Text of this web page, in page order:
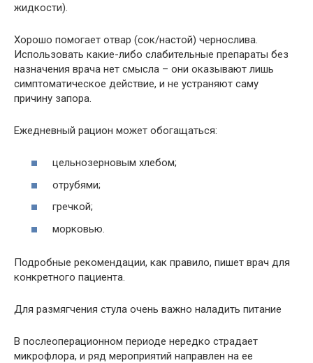
жидкости).
Хорошо помогает отвар (сок/настой) чернослива.
Использовать какие-либо слабительные препараты без
назначения врача нет смысла – они оказывают лишь
симптоматическое действие, и не устраняют саму
причину запора.
Ежедневный рацион может обогащаться:
цельнозерновым хлебом;
отрубями;
гречкой;
морковью.
Подробные рекомендации, как правило, пишет врач для
конкретного пациента.
Для размягчения стула очень важно наладить питание
В послеоперационном периоде нередко страдает
микрофлора, и ряд мероприятий направлен на ее